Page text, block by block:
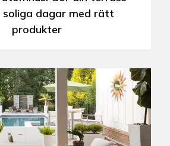
soliga dagar med rätt
produkter